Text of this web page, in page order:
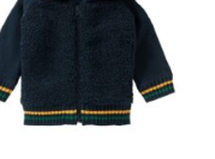
wishlist!